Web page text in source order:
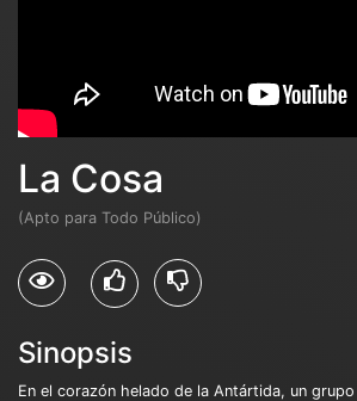
La Cosa
(Apto para Todo Público)
Sinopsis
En el corazón helado de la Antártida, un